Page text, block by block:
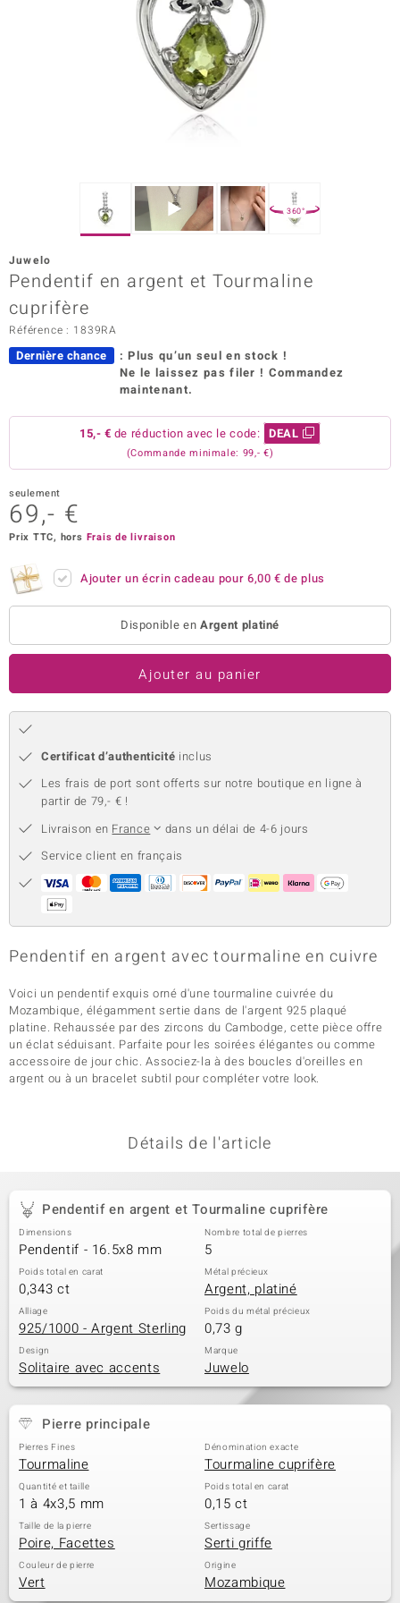
Paraíso
Collection
360°
Juwelo
Pendentif en argent et Tourmaline
cuprifère
Référence : 1839RA
Dernière chance
: Plus qu’un seul en stock !
Ne le laissez pas filer ! Commandez
maintenant.
15,- € de réduction avec le code: DEAL
(Commande minimale: 99,- €)
seulement
69,- €
Prix TTC, hors Frais de livraison
Ajouter un écrin cadeau pour 6,00 € de plus
Disponible en Argent platiné
Ajouter au panier
Certificat d’authenticité inclus
Les frais de port sont offerts sur notre boutique en ligne à
partir de 79,- € !
Livraison en France
dans un délai de 4-6 jours
Service client en français
Pendentif en argent avec tourmaline en cuivre
Voici un pendentif exquis orné d'une tourmaline cuivrée du
Mozambique, élégamment sertie dans de l'argent 925 plaqué
platine. Rehaussée par des zircons du Cambodge, cette pièce offre
un éclat séduisant. Parfaite pour les soirées élégantes ou comme
accessoire de jour chic. Associez-la à des boucles d'oreilles en
argent ou à un bracelet subtil pour compléter votre look.
Détails de l'article
Pendentif en argent et Tourmaline cuprifère
Dimensions
Pendentif - 16.5x8 mm
Nombre total de pierres
5
Poids total en carat
0,343 ct
Métal précieux
Argent, platiné
Alliage
925/1000 - Argent Sterling
Poids du métal précieux
0,73 g
Design
Solitaire avec accents
Marque
Juwelo
Pierre principale
Pierres Fines
Tourmaline
Dénomination exacte
Tourmaline cuprifère
Quantité et taille
1 à 4x3,5 mm
Poids total en carat
0,15 ct
Taille de la pierre
Poire, Facettes
Sertissage
Serti griffe
Couleur de pierre
Vert
Origine
Mozambique